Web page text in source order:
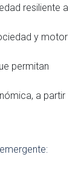
resiliente a
y motor
permitan
a partir